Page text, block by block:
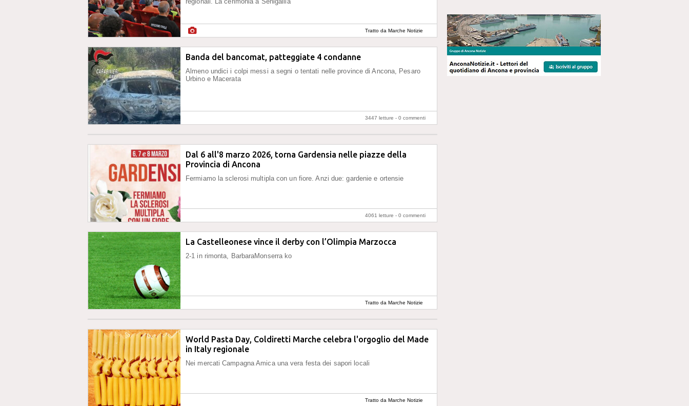
Tratto da Marche Notizie
Banda del bancomat, patteggiate 4 condanne
Almeno undici i colpi messi a segni o tentati nelle province di Ancona, Pesaro
Urbino e Macerata
3447 letture - 0 commenti
Dal 6 all'8 marzo 2026, torna Gardensia nelle piazze della
Provincia di Ancona
Fermiamo la sclerosi multipla con un fiore. Anzi due: gardenie e ortensie
4061 letture - 0 commenti
La Castelleonese vince il derby con l’Olimpia Marzocca
2-1 in rimonta, BarbaraMonserra ko
Tratto da Marche Notizie
World Pasta Day, Coldiretti Marche celebra l'orgoglio del Made
in Italy regionale
Nei mercati Campagna Amica una vera festa dei sapori locali
Tratto da Marche Notizie